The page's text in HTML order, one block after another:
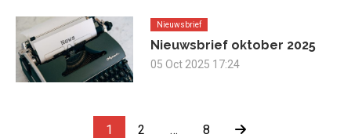
Nieuwsbrief
Nieuwsbrief oktober 2025
05 Oct 2025 17:24
1 2 … 8